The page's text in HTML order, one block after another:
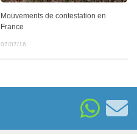
Mouvements de contestation en
France
07/07/16